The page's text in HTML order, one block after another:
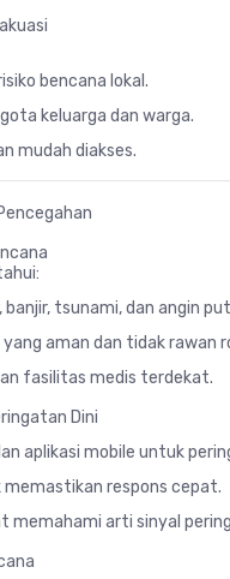
bencana lokal.
keluarga dan warga.
mudah diakses.
banjir, tsunami, dan angin
aman dan tidak rawan
fasilitas medis terdekat.
Dini
aplikasi mobile untuk
respons cepat.
memahami arti sinyal